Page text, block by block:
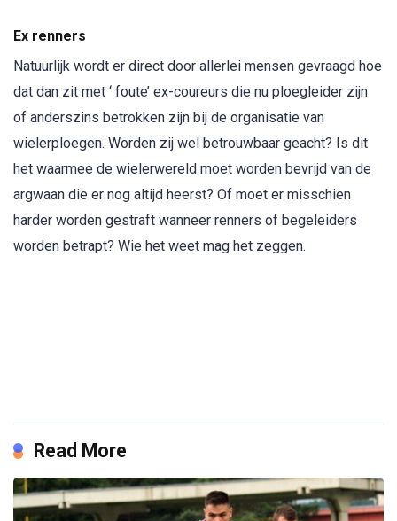
Ex renners
Natuurlijk wordt er direct door allerlei mensen gevraagd hoe
dat dan zit met ‘ foute’ ex-coureurs die nu ploegleider zijn
of anderszins betrokken zijn bij de organisatie van
wielerploegen. Worden zij wel betrouwbaar geacht? Is dit
het waarmee de wielerwereld moet worden bevrijd van de
argwaan die er nog altijd heerst? Of moet er misschien
harder worden gestraft wanneer renners of begeleiders
worden betrapt? Wie het weet mag het zeggen.
Read More